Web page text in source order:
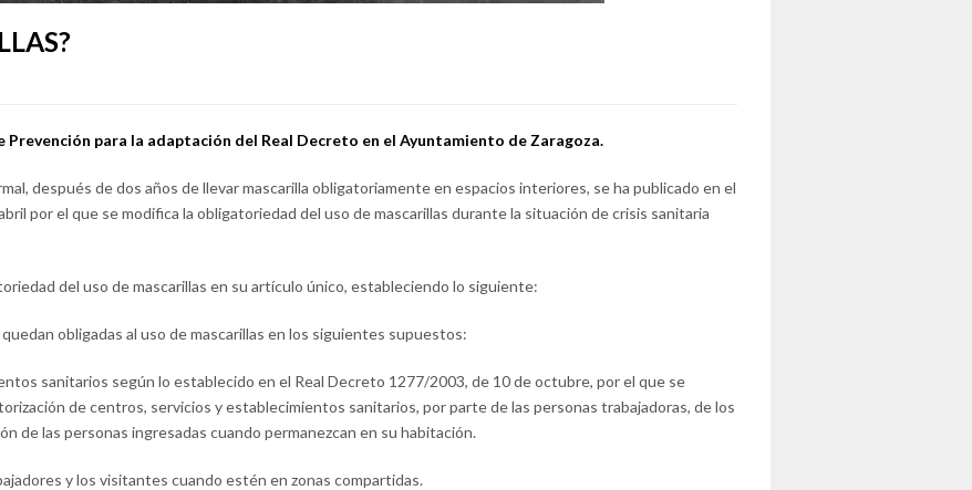
Prevención para la adaptación del Real Decreto en el Ayuntamiento de Zaragoza.
después de dos años de llevar mascarilla obligatoriamente en espacios interiores, se ha publicado en el
por el que se modifica la obligatoriedad del uso de mascarillas durante la situación de crisis sanitaria
del uso de mascarillas en su artículo único, estableciendo lo siguiente:
obligadas al uso de mascarillas en los siguientes supuestos:
sanitarios según lo establecido en el Real Decreto 1277/2003, de 10 de octubre, por el que se
de centros, servicios y establecimientos sanitarios, por parte de las personas trabajadoras, de los
de las personas ingresadas cuando permanezcan en su habitación.
y los visitantes cuando estén en zonas compartidas.